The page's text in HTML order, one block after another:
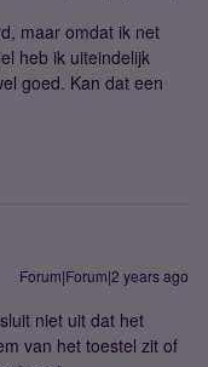
maar omdat ik net
heb ik uiteindelijk
goed. Kan dat een
Forum|Forum|2 years ago
niet uit dat het
van het toestel zit of